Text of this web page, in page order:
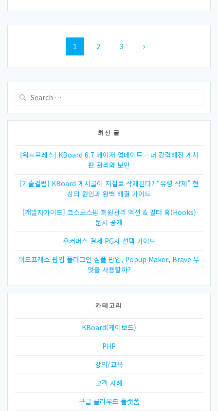
navigation
Page
1 Page
2 Page
3
최신 글
[워드프레스] KBoard 6.7 메이저 업데이트 – 더 강력해진 게시
판 관리와 보안
[기술컬럼] KBoard 게시글이 저절로 삭제된다? “유령 삭제” 현
상의 원인과 완벽 해결 가이드
[개발자가이드] 코스모스팜 회원관리 액션 & 필터 훅(Hooks)
문서 공개
우커머스 결제 PG사 선택 가이드
워드프레스 팝업 플러그인 심플 팝업, Popup Maker, Brave 무
엇을 사용할까?
카테고리
KBoard(케이보드)
PHP
강의/교육
고객 사례
구글 클라우드 플랫폼